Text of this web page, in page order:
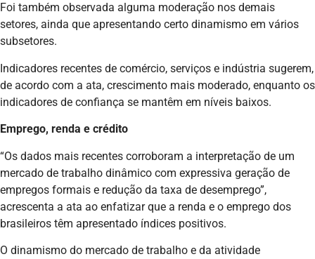
Foi também observada alguma moderação nos demais
setores, ainda que apresentando certo dinamismo em vários
subsetores.
Indicadores recentes de comércio, serviços e indústria sugerem,
de acordo com a ata, crescimento mais moderado, enquanto os
indicadores de confiança se mantêm em níveis baixos.
Emprego, renda e crédito
“Os dados mais recentes corroboram a interpretação de um
mercado de trabalho dinâmico com expressiva geração de
empregos formais e redução da taxa de desemprego”,
acrescenta a ata ao enfatizar que a renda e o emprego dos
brasileiros têm apresentado índices positivos.
O dinamismo do mercado de trabalho e da atividade